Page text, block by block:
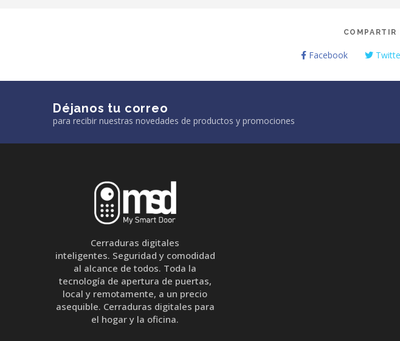
Facebook
Déjanos tu correo
para recibir nuestras novedades de productos y promociones
Cerraduras digitales
inteligentes. Seguridad y comodidad
al alcance de todos. Toda la
tecnología de apertura de puertas,
local y remotamente, a un precio
asequible. Cerraduras digitales para
el hogar y la oficina.